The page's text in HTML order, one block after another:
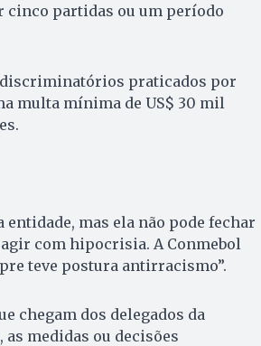
cinco partidas ou um período
discriminatórios praticados por
multa mínima de US$ 30 mil
mas ela não pode fechar
com hipocrisia. A Conmebol
teve postura antirracismo”.
chegam dos delegados da
medidas ou decisões